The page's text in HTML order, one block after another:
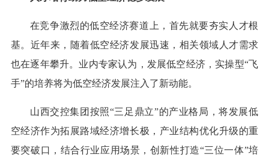
在竞争激烈的低空经济赛道上，首先就要夯实人才根
基。近年来，随着低空经济发展迅速，相关领域人才需求
也在逐年攀升。业内专家认为，发展低空经济，实操型“飞
手”的培养将为低空经济发展注入了新动能。
山西交控集团按照“三足鼎立”的产业格局，将发展低
空经济作为拓展路域经济增长极，产业结构优化升级的重
要突破口，结合行业应用场景，创新性打造“三位一体”培